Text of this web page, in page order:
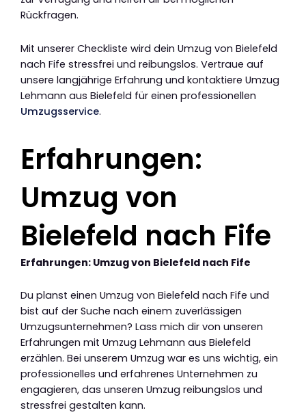
Rückfragen.
Mit unserer Checkliste wird dein Umzug von Bielefeld
nach Fife stressfrei und reibungslos. Vertraue auf
unsere langjährige Erfahrung und kontaktiere Umzug
Lehmann aus Bielefeld für einen professionellen
Umzugsservice.
Erfahrungen:
Umzug von
Bielefeld nach Fife
Erfahrungen: Umzug von Bielefeld nach Fife
Du planst einen Umzug von Bielefeld nach Fife und
bist auf der Suche nach einem zuverlässigen
Umzugsunternehmen? Lass mich dir von unseren
Erfahrungen mit Umzug Lehmann aus Bielefeld
erzählen. Bei unserem Umzug war es uns wichtig, ein
professionelles und erfahrenes Unternehmen zu
engagieren, das unseren Umzug reibungslos und
stressfrei gestalten kann.